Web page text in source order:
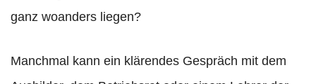
ganz woanders liegen?
Manchmal kann ein klärendes Gespräch mit dem